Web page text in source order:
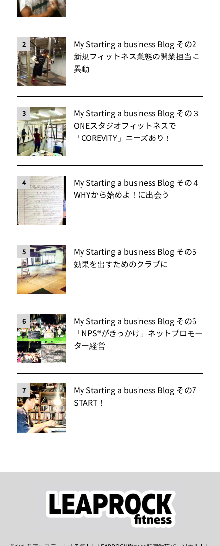
2
My Starting a business Blog その2
新規フィットネス業態の開業担当に
異動
3
My Starting a business Blog その３
ONEスタジオフィットネスで
「COREVITY」ニーズあり！
4
My Starting a business Blog その４
WHYから始めよ！に出会う
5
My Starting a business Blog その5
効果を出すためのクラブに
6
My Starting a business Blog その6
「NPS®️がきっかけ」ネットプロモー
ター経営
7
My Starting a business Blog その7
START！